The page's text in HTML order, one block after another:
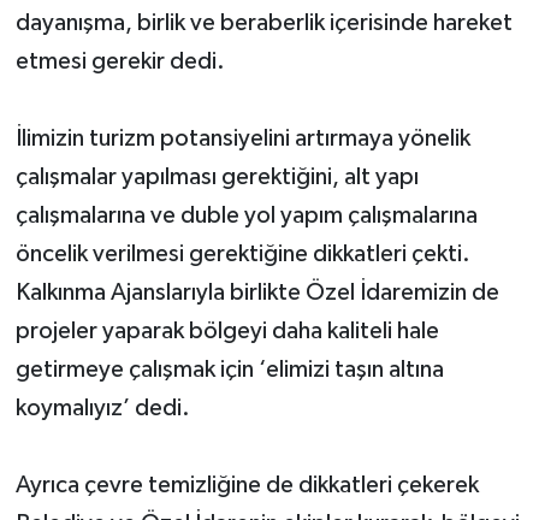
dayanışma, birlik ve beraberlik içerisinde hareket
etmesi gerekir dedi.
İlimizin turizm potansiyelini artırmaya yönelik
çalışmalar yapılması gerektiğini, alt yapı
çalışmalarına ve duble yol yapım çalışmalarına
öncelik verilmesi gerektiğine dikkatleri çekti.
Kalkınma Ajanslarıyla birlikte Özel İdaremizin de
projeler yaparak bölgeyi daha kaliteli hale
getirmeye çalışmak için ‘elimizi taşın altına
koymalıyız’ dedi.
Ayrıca çevre temizliğine de dikkatleri çekerek